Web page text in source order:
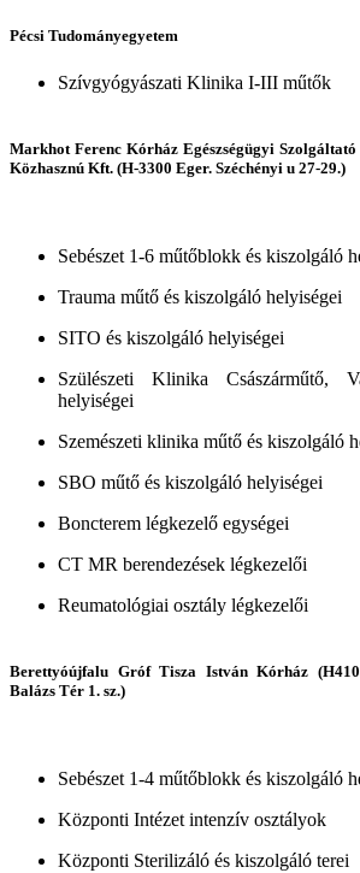
Pécsi Tudományegyetem
Szívgyógyászati Klinika I-III műtők
Markhot Ferenc Kórház Egészségügyi
Közhasznú Kft. (H-3300 Eger. Széchényi u 27-29.)
Sebészet 1-6 műtőblokk és kiszolgáló
Trauma műtő és kiszolgáló helyiségei
SITO és kiszolgáló helyiségei
Szülészeti Klinika Császárműtő,
helyiségei
Szemészeti klinika műtő és kiszolgáló
SBO műtő és kiszolgáló helyiségei
Boncterem légkezelő egységei
CT MR berendezések légkezelői
Reumatológiai osztály légkezelői
Berettyóújfalu Gróf Tisza István Kórház
Balázs Tér 1. sz.)
Sebészet 1-4 műtőblokk és kiszolgáló
Központi Intézet intenzív osztályok
Központi Sterilizáló és kiszolgáló terei